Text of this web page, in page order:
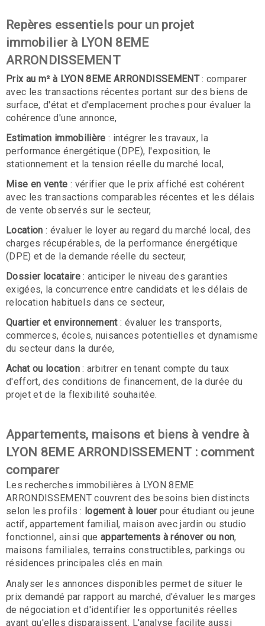
Repères essentiels pour un projet
immobilier à LYON 8EME
ARRONDISSEMENT
Prix au m² à LYON 8EME ARRONDISSEMENT: comparer
avec les transactions récentes portant sur des biens de
surface, d'état et d'emplacement proches pour évaluer la
cohérence d'une annonce,
Estimation immobilière : intégrer les travaux, la
performance énergétique (DPE), l'exposition, le
stationnement et la tension réelle du marché local,
Mise en vente : vérifier que le prix affiché est cohérent
avec les transactions comparables récentes et les délais
de vente observés sur le secteur,
Location : évaluer le loyer au regard du marché local, des
charges récupérables, de la performance énergétique
(DPE) et de la demande réelle du secteur,
Dossier locataire: anticiper le niveau des garanties
exigées, la concurrence entre candidats et les délais de
relocation habituels dans ce secteur,
Quartier et environnement: évaluer les transports,
commerces, écoles, nuisances potentielles et dynamisme
du secteur dans la durée,
Achat ou location: arbitrer en tenant compte du taux
d'effort, des conditions de financement, de la durée du
projet et de la flexibilité souhaitée.
Appartements, maisons et biens à vendre à
LYON 8EME ARRONDISSEMENT : comment
comparer
Les recherches immobilières à LYON 8EME
ARRONDISSEMENT couvrent des besoins bien distincts
selon les profils : logement à louerpour étudiant ou jeune
actif, appartement familial, maison avec jardin ou studio
fonctionnel, ainsi queappartements à rénover ou non,
maisons familiales, terrains constructibles, parkings ou
résidences principales clés en main.
Analyser les annonces disponibles permet de situer le
prix demandé par rapport au marché, d'évaluer les marges
de négociation et d'identifier les opportunités réelles
avant qu'elles disparaissent. L'analyse facilite aussi